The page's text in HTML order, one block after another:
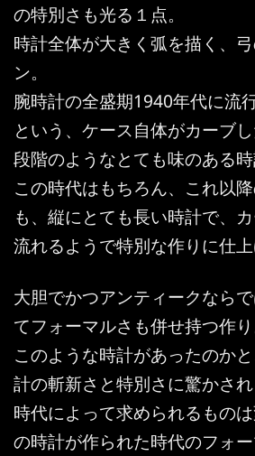
の特別さも光る１点。
時計全体が大きく弧を描く、
ン。
腕時計の全盛期1940年代に流
という、ケース自体がカーブ
段階のようなとても味のある時
この時代はもちろん、これ以
も、縦にとても長い時計で、
流れるようで特別な作りに仕上
大胆でかつアンティークなら
てフォーマルさも併せ持つ作り
このような時計があったのか
計の斬新さと特別さに驚かされ
時代によって求められるもの
の時計が作られた時代のフォ